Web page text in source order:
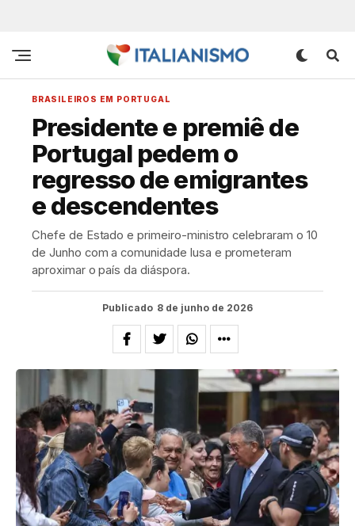
BRASILEIROS EM PORTUGAL
Presidente e premiê de
Portugal pedem o
regresso de emigrantes
e descendentes
Chefe de Estado e primeiro-ministro celebraram o 10
de Junho com a comunidade lusa e prometeram
aproximar o país da diáspora.
Publicado 8 de junho de 2026